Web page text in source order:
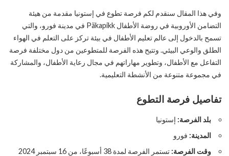
وفي هذا المقال سنقدم لكم فرصة تطوع في إستونيا مقدمة من هيئة
التضامن الأوروبية في روضة الأطفال Päkapikk في مدينة فورو، والتي
تسمح بالدخول إلى عالم تعليم الأطفال في بيئة تركز على التعلم في الهواء
الطلق والوعي البيئي. وتتيح هذه الفرصة للمتطوعين من دول مختلفة فرصة
التفاعل مع الأطفال، وتطوير مهاراتهم في مجال رعاية الأطفال، والمشاركة
في مجموعة متنوعة من الأنشطة التعليمية.
تفاصيل فرصة التطوع
بلد الفرصة: إستونيا
المدينة: فورو
وقت الفرصة:
تستمر الفرصة لمدة 38 أسبوعًا، من 16 سبتمبر 2024